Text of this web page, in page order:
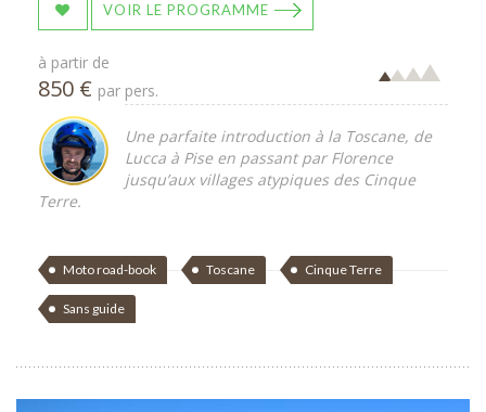
VOIR LE PROGRAMME
à partir de
850 € par pers.
Une parfaite introduction à la Toscane, de
Lucca à Pise en passant par Florence
jusqu’aux villages atypiques des Cinque
Terre.
Moto road-book Toscane Cinque Terre
Sans guide